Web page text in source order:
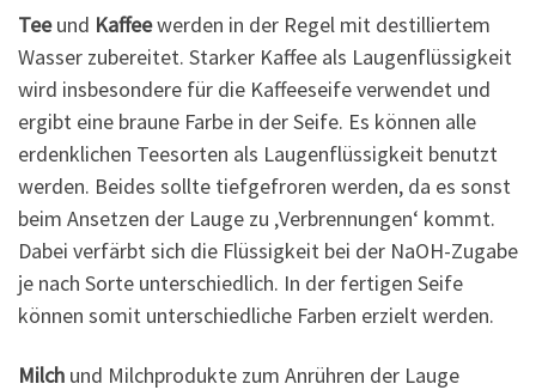
Teeund Kaffeewerden in der Regel mit destilliertem
Wasser zubereitet. Starker Kaffee als Laugenflüssigkeit
wird insbesondere für die Kaffeeseife verwendet und
ergibt eine braune Farbe in der Seife. Es können alle
erdenklichen Teesorten als Laugenflüssigkeit benutzt
werden. Beides sollte tiefgefroren werden, da es sonst
beim Ansetzen der Lauge zu ‚Verbrennungen‘ kommt.
Dabei verfärbt sich die Flüssigkeit bei der NaOH-Zugabe
je nach Sorte unterschiedlich. In der fertigen Seife
können somit unterschiedliche Farben erzielt werden.
Milch und Milchprodukte zum Anrühren der Lauge